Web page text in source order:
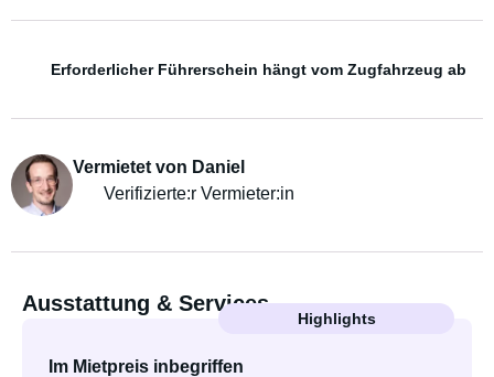
Erforderlicher Führerschein hängt vom Zugfahrzeug ab
Vermietet von Daniel
Verifizierte:r Vermieter:in
Ausstattung & Services
Highlights
Im Mietpreis inbegriffen